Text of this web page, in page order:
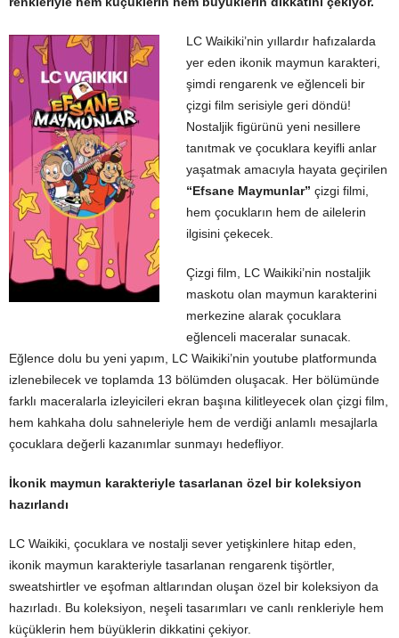
LC Waikiki’nin yıllardır hafızalarda
yer eden ikonik maymun karakteri,
şimdi rengarenk ve eğlenceli bir
çizgi film serisiyle geri döndü!
Nostaljik figürünü yeni nesillere
tanıtmak ve çocuklara keyifli anlar
yaşatmak amacıyla hayata geçirilen
“Efsane Maymunlar” çizgi filmi,
hem çocukların hem de ailelerin
ilgisini çekecek.
Çizgi film, LC Waikiki’nin nostaljik
maskotu olan maymun karakterini
merkezine alarak çocuklara
eğlenceli maceralar sunacak.
Eğlence dolu bu yeni yapım, LC Waikiki’nin youtube platformunda
izlenebilecek ve toplamda 13 bölümden oluşacak. Her bölümünde
farklı maceralarla izleyicileri ekran başına kilitleyecek olan çizgi film,
hem kahkaha dolu sahneleriyle hem de verdiği anlamlı mesajlarla
çocuklara değerli kazanımlar sunmayı hedefliyor.
İkonik maymun karakteriyle tasarlanan özel bir koleksiyon
hazırlandı
LC Waikiki, çocuklara ve nostalji sever yetişkinlere hitap eden,
ikonik maymun karakteriyle tasarlanan rengarenk tişörtler,
sweatshirtler ve eşofman altlarından oluşan özel bir koleksiyon da
hazırladı. Bu koleksiyon, neşeli tasarımları ve canlı renkleriyle hem
küçüklerin hem büyüklerin dikkatini çekiyor.